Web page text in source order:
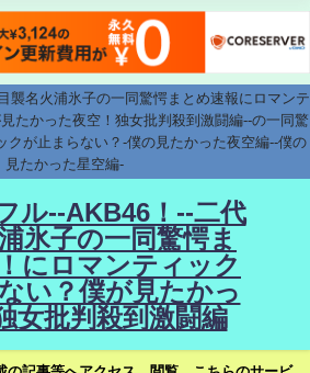
襲名火浦氷子の一同驚愕まとめ速報にロマンテ
たかった夜空！独女批判殺到激闘編--の一同驚
クが止まらない？-僕の見たかった夜空編--僕の
見たかった星空編-
ル--AKB46！--二代
氷子の一同驚愕ま
にロマンティック
い？僕が見たかっ
女批判殺到激闘編